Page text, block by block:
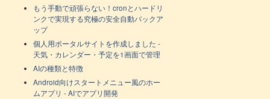
もう手動で頑張らない！cronとハードリ
ンクで実現する究極の安全自動バックア
ップ
個人用ポータルサイトを作成しました -
天気・カレンダー・予定を1画面で管理
AIの種類と特徴
Android向けスタートメニュー風のホー
ムアプリ - AIでアプリ開発